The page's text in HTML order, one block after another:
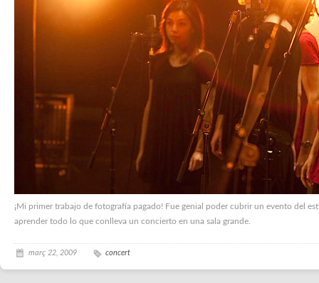
¡Mi primer trabajo de fotografía pagado! Fue genial poder cubrir un evento del
aprender todo lo que conlleva un concierto en una sala grande.
març 22, 2009 concert